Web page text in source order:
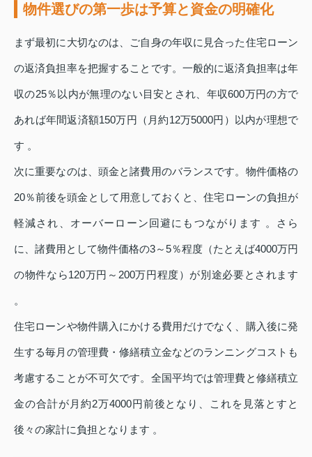
物件選びの第一歩は予算と資金の明確化
まず最初に大切なのは、ご自身の年収に見合った住宅ローン
の返済負担率を把握することです。一般的に返済負担率は年
収の25％以内が無理のない目安とされ、年収600万円の方で
あれば年間返済額150万円（月約12万5000円）以内が理想で
す 。
次に重要なのは、頭金と諸費用のバランスです。物件価格の
20％前後を頭金として用意しておくと、住宅ローンの負担が
軽減され、オーバーローン回避にもつながります 。さら
に、諸費用として物件価格の3～5％程度（たとえば4000万円
の物件なら120万円～200万円程度）が別途必要とされます
。
住宅ローンや物件購入にかける費用だけでなく、購入後に発
生する毎月の管理費・修繕積立金などのランニングコストも
考慮することが不可欠です。全国平均では管理費と修繕積立
金の合計が月約2万4000円前後となり、これを見落とすと
後々の家計に負担となります 。